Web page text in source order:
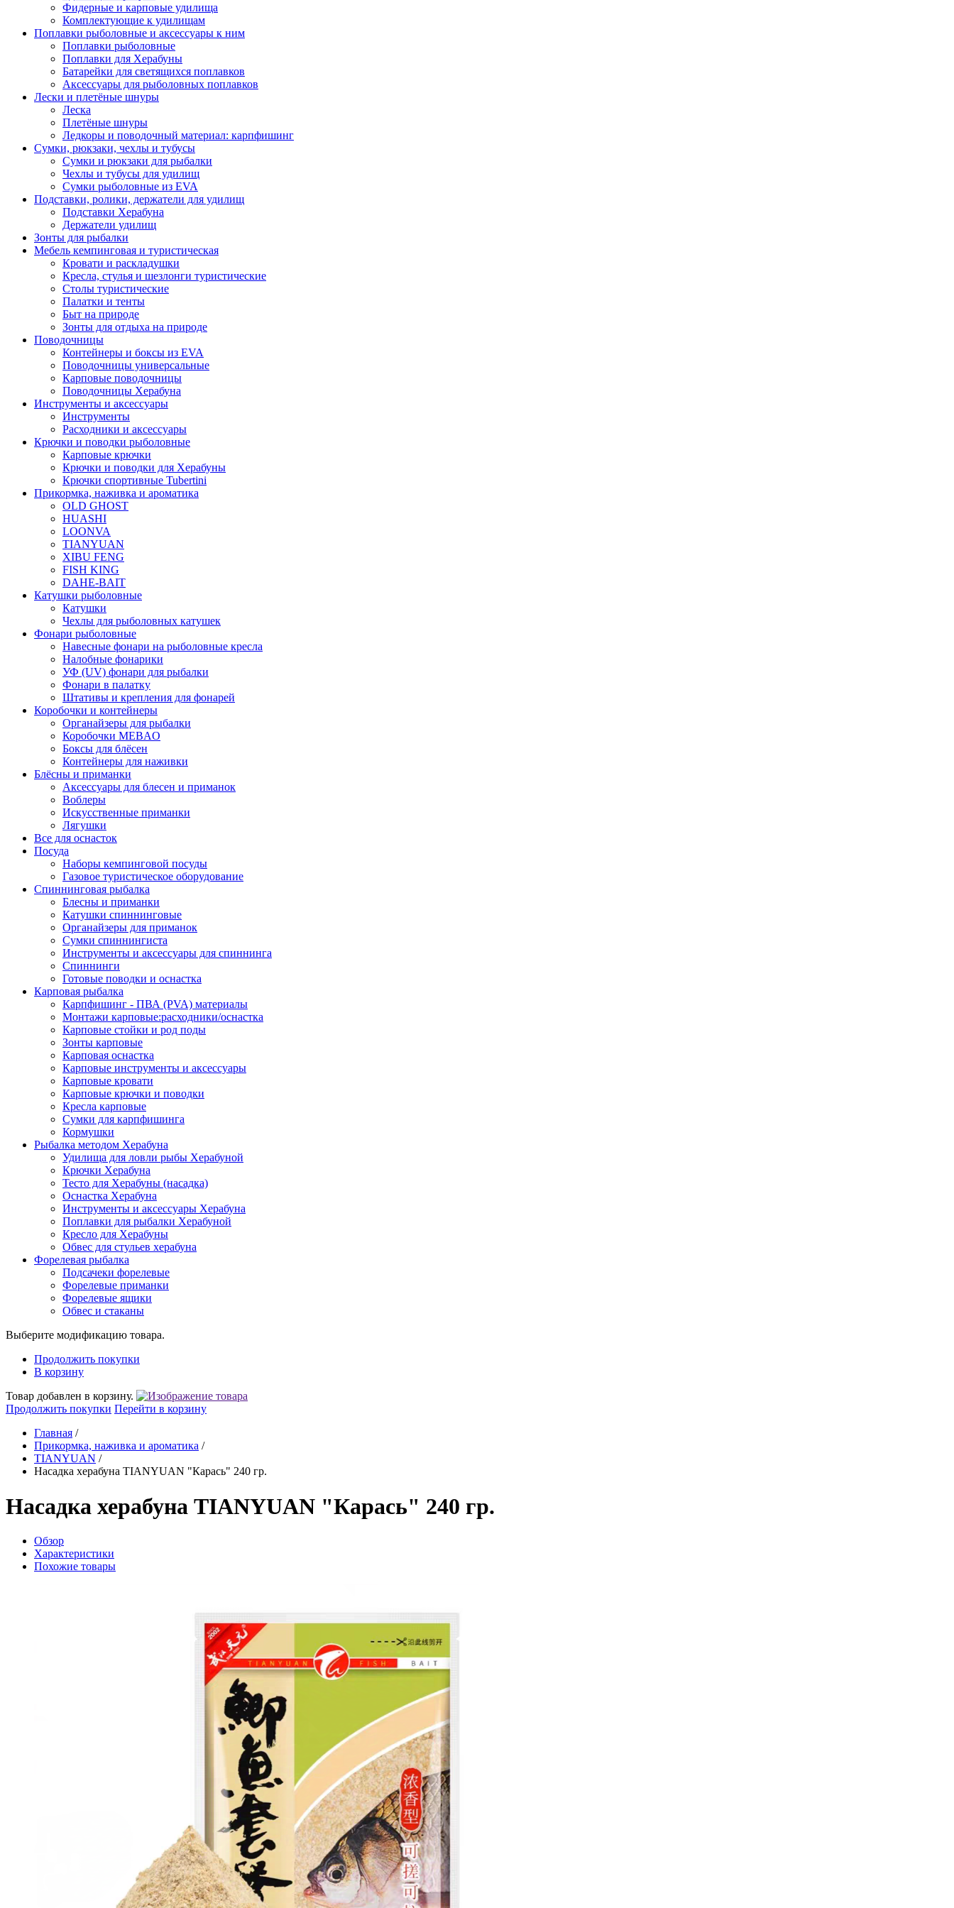
Фидерные и карповые удилища
Комплектующие к удилищам
Поплавки рыболовные и аксессуары к ним
Поплавки рыболовные
Поплавки для Херабуны
Батарейки для светящихся поплавков
Аксессуары для рыболовных поплавков
Лески и плетёные шнуры
Леска
Плетёные шнуры
Ледкоры и поводочный материал: карпфишинг
Сумки, рюкзаки, чехлы и тубусы
Сумки и рюкзаки для рыбалки
Чехлы и тубусы для удилищ
Сумки рыболовные из EVA
Подставки, ролики, держатели для удилищ
Подставки Херабуна
Держатели удилищ
Зонты для рыбалки
Мебель кемпинговая и туристическая
Кровати и раскладушки
Кресла, стулья и шезлонги туристические
Столы туристические
Палатки и тенты
Быт на природе
Зонты для отдыха на природе
Поводочницы
Контейнеры и боксы из EVA
Поводочницы универсальные
Карповые поводочницы
Поводочницы Херабуна
Инструменты и аксессуары
Инструменты
Расходники и аксессуары
Крючки и поводки рыболовные
Карповые крючки
Крючки и поводки для Херабуны
Крючки спортивные Tubertini
Прикормка, наживка и ароматика
OLD GHOST
HUASHI
LOONVA
TIANYUAN
XIBU FENG
FISH KING
DAHE-BAIT
Катушки рыболовные
Катушки
Чехлы для рыболовных катушек
Фонари рыболовные
Навесные фонари на рыболовные кресла
Налобные фонарики
УФ (UV) фонари для рыбалки
Фонари в палатку
Штативы и крепления для фонарей
Коробочки и контейнеры
Органайзеры для рыбалки
Коробочки MEBAO
Боксы для блёсен
Контейнеры для наживки
Блёсны и приманки
Аксессуары для блесен и приманок
Воблеры
Искусственные приманки
Лягушки
Все для оснасток
Посуда
Наборы кемпинговой посуды
Газовое туристическое оборудование
Спиннинговая рыбалка
Блесны и приманки
Катушки спиннинговые
Органайзеры для приманок
Сумки спиннингиста
Инструменты и аксессуары для спиннинга
Спиннинги
Готовые поводки и оснастка
Карповая рыбалка
Карпфишинг - ПВА (PVA) материалы
Монтажи карповые:расходники/оснастка
Карповые стойки и род поды
Зонты карповые
Карповая оснастка
Карповые инструменты и аксессуары
Карповые кровати
Карповые крючки и поводки
Кресла карповые
Сумки для карпфишинга
Кормушки
Рыбалка методом Херабуна
Удилища для ловли рыбы Херабуной
Крючки Херабуна
Тесто для Херабуны (насадка)
Оснастка Херабуна
Инструменты и аксессуары Херабуна
Поплавки для рыбалки Херабуной
Кресло для Херабуны
Обвес для стульев херабуна
Форелевая рыбалка
Подсачеки форелевые
Форелевые приманки
Форелевые ящики
Обвес и стаканы
Выберите модификацию товара.
Продолжить покупки
В корзину
Товар добавлен в корзину.
Продолжить покупки Перейти в корзину
Главная /
Прикормка, наживка и ароматика /
TIANYUAN /
Насадка херабуна TIANYUAN "Карась" 240 гр.
Насадка херабуна TIANYUAN "Карась" 240 гр.
Обзор
Характеристики
Похожие товары